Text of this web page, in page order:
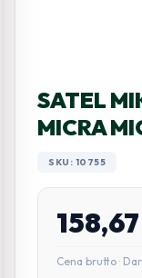
SATEL
MICRA
SKU: 10755
158,67
Cena brutto ·